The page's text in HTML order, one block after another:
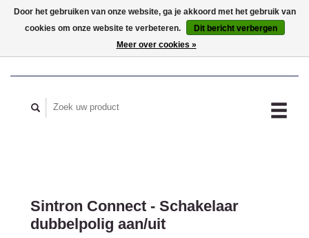
MIJN ACCOUNT
Sintron Connect - Schakelaar
dubbelpolig aan/uit
Door het gebruiken van onze website, ga je akkoord met het gebruik van
cookies om onze website te verbeteren.
Dit bericht verbergen
Meer over cookies »